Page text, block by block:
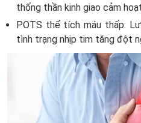
thống thần kinh giao cảm
POTS thể tích máu thấp:
tình trạng nhịp tim tăng đột